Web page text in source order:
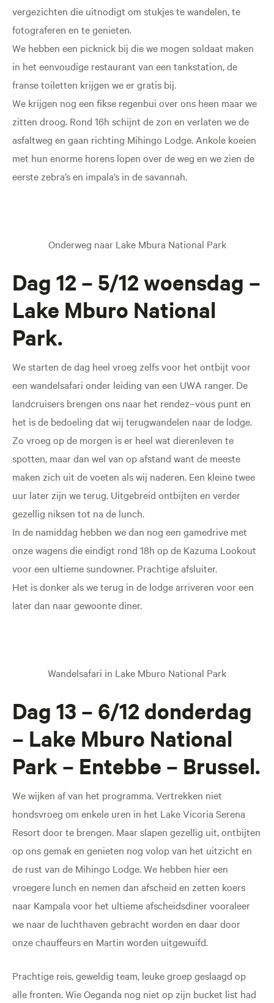
vergezichten die uitnodigt om stukjes te wandelen, te
fotograferen en te genieten.
We hebben een picknick bij die we mogen soldaat maken
in het eenvoudige restaurant van een tankstation, de
franse toiletten krijgen we er gratis bij.
We krijgen nog een fikse regenbui over ons heen maar we
zitten droog. Rond 16h schijnt de zon en verlaten we de
asfaltweg en gaan richting Mihingo Lodge. Ankole koeien
met hun enorme horens lopen over de weg en we zien de
eerste zebra’s en impala’s in de savannah.
Onderweg naar Lake Mbura National Park
Dag 12 – 5/12 woensdag –
Lake Mburo National
Park.
We starten de dag heel vroeg zelfs voor het ontbijt voor
een wandelsafari onder leiding van een UWA ranger. De
landcruisers brengen ons naar het rendez–vous punt en
het is de bedoeling dat wij terugwandelen naar de lodge.
Zo vroeg op de morgen is er heel wat dierenleven te
spotten, maar dan wel van op afstand want de meeste
maken zich uit de voeten als wij naderen. Een kleine twee
uur later zijn we terug. Uitgebreid ontbijten en verder
gezellig niksen tot na de lunch.
In de namiddag hebben we dan nog een gamedrive met
onze wagens die eindigt rond 18h op de Kazuma Lookout
voor een ultieme sundowner. Prachtige afsluiter.
Het is donker als we terug in de lodge arriveren voor een
later dan naar gewoonte diner.
Wandelsafari in Lake Mburo National Park
Dag 13 – 6/12 donderdag
– Lake Mburo National
Park – Entebbe – Brussel.
We wijken af van het programma. Vertrekken niet
hondsvroeg om enkele uren in het Lake Vicoria Serena
Resort door te brengen. Maar slapen gezellig uit, ontbijten
op ons gemak en genieten nog volop van het uitzicht en
de rust van de Mihingo Lodge. We hebben hier een
vroegere lunch en nemen dan afscheid en zetten koers
naar Kampala voor het ultieme afscheidsdiner vooraleer
we naar de luchthaven gebracht worden en daar door
onze chauffeurs en Martin worden uitgewuifd.
Prachtige reis, geweldig team, leuke groep geslaagd op
alle fronten. Wie Oeganda nog niet op zijn bucket list had